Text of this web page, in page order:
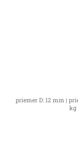
priemer D: 12 mm |
kg